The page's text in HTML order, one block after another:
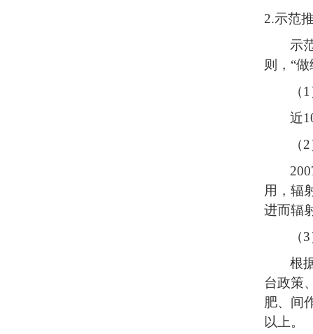
2.示范
示
则，“
（
近
（
用，辐
进而辐
（
根
台政策
肥、间
以上。